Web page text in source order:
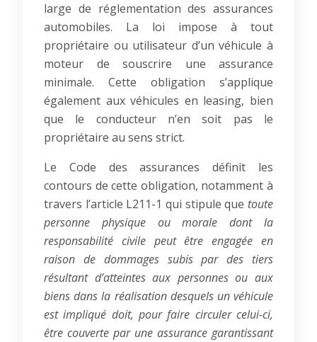
large de réglementation des assurances
automobiles. La loi impose à tout
propriétaire ou utilisateur d’un véhicule à
moteur de souscrire une assurance
minimale. Cette obligation s’applique
également aux véhicules en leasing, bien
que le conducteur n’en soit pas le
propriétaire au sens strict.
Le Code des assurances définit les
contours de cette obligation, notamment à
travers l’article L211-1 qui stipule que toute
personne physique ou morale dont la
responsabilité civile peut être engagée en
raison de dommages subis par des tiers
résultant d’atteintes aux personnes ou aux
biens dans la réalisation desquels un véhicule
est impliqué doit, pour faire circuler celui-ci,
être couverte par une assurance garantissant